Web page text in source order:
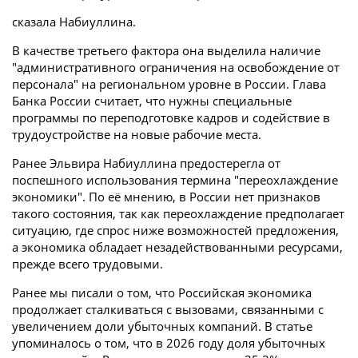
сказала Набиуллина.
В качестве третьего фактора она выделила наличие
"административного ограничения на освобождение от
персонала" на региональном уровне в России. Глава
Банка России считает, что нужны специальные
программы по переподготовке кадров и содействие в
трудоустройстве на новые рабочие места.
Ранее Эльвира Набиуллина предостерегла от
поспешного использования термина "переохлаждение
экономики". По её мнению, в России нет признаков
такого состояния, так как переохлаждение предполагает
ситуацию, где спрос ниже возможностей предложения,
а экономика обладает незадействованными ресурсами,
прежде всего трудовыми.
Ранее мы писали о том, что Российская экономика
продолжает сталкиваться с вызовами, связанными с
увеличением доли убыточных компаний. В статье
упоминалось о том, что в 2026 году доля убыточных